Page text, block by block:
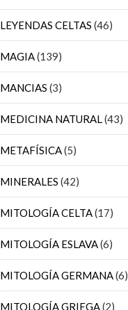
LEYENDAS CELTAS (46)
MAGIA(139)
MANCIAS (3)
MEDICINA NATURAL(43)
METAFÍSICA(5)
MINERALES (42)
MITOLOGÍA CELTA(17)
MITOLOGÍA ESLAVA(6)
MITOLOGÍA GERMANA(6)
MITOLOGÍA GRIEGA(2)